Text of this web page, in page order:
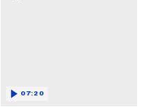
07:20